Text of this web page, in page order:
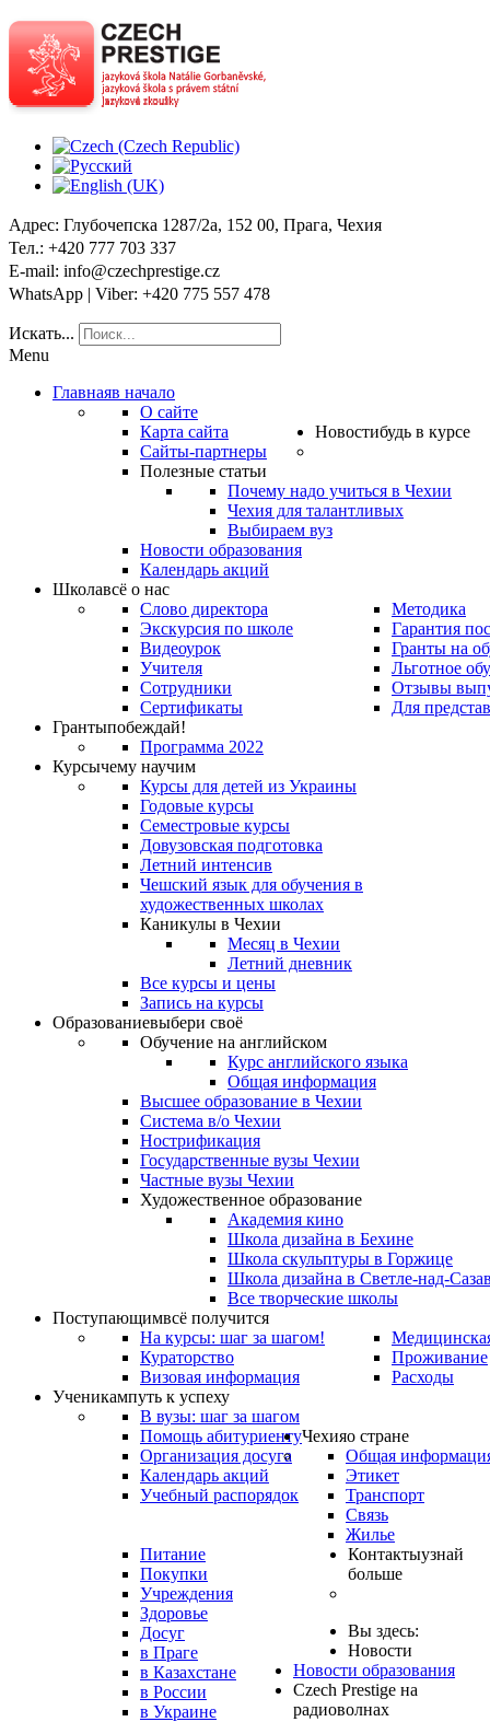
Адрес: Глубочепска 1287/2a, 152 00, Прага, Чехия
Тел.: +420 777 703 337
E-mail: info@czechprestige.cz
WhatsApp | Viber: +420 775 557 478
Искать...
Menu
Главнаяв начало
О сайте
Карта сайта
Сайты-партнеры
Новостибудь в курсе
Полезные статьи
Почему надо учиться в Чехии
Чехия для талантливых
Выбираем вуз
Новости образования
Календарь акций
Школавсё о нас
Слово директора
Экскурсия по школе
Видеоурок
Учителя
Сотрудники
Сертификаты
Методика
Гарантия
Гранты на
Льготное
Отзывы
Для
Грантыпобеждай!
Программа 2022
Курсычему научим
Курсы для детей из Украины
Годовые курсы
Семестровые курсы
Довузовская подготовка
Летний интенсив
Чешский язык для обучения в
художественных школах
Каникулы в Чехии
Месяц в Чехии
Летний дневник
Все курсы и цены
Запись на курсы
Образованиевыбери своё
Обучение на английском
Курс английского языка
Общая информация
Высшее образование в Чехии
Система в/о Чехии
Нострификация
Государственные вузы Чехии
Частные вузы Чехии
Художественное образование
Академия кино
Школа дизайна в Бехине
Школа скульптуры в Горжице
Школа дизайна в Светле-над-
Все творческие школы
Поступающимвсё получится
На курсы: шаг за шагом!
Кураторство
Визовая информация
Проживание
Расходы
Ученикампуть к успеху
В вузы: шаг за шагом
Помощь абитуриенту
Организация досуга
Календарь акций
Учебный распорядок
Чехияо стране
Общая
Этикет
Транспорт
Связь
Жилье
Питание
Покупки
Учреждения
Здоровье
Досуг
Контактыузнай
больше
в Праге
в Казахстане
в России
в Украине
Вы здесь:
Новости
Новости образования
Czech Prestige на
радиоволнах